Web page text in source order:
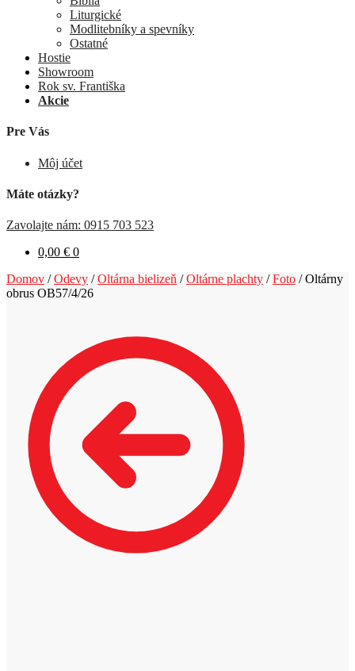
Liturgické
Modlitebníky a spevníky
Ostatné
Hostie
Showroom
Rok sv. Františka
Akcie
Pre Vás
Môj účet
Máte otázky?
Zavolajte nám: 0915 703 523
0,00 € 0
Domov /Odevy /Oltárna bielizeň /Oltárne plachty /Foto /Oltárny
obrus OB57/4/26